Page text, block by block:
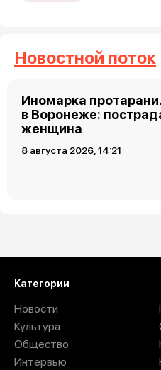
Новостной поток
Иномарка
в Воронеже:
женщина
8 августа 2026, 14:21
Категории
Новости
Культура
Общество
Интервью